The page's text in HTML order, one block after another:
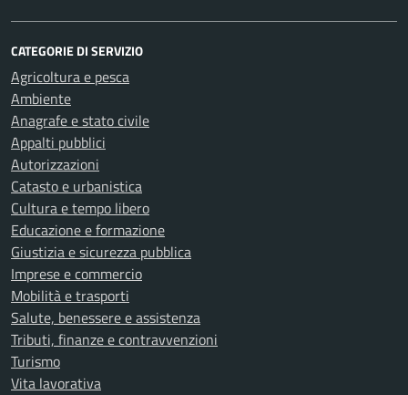
CATEGORIE DI SERVIZIO
Agricoltura e pesca
Ambiente
Anagrafe e stato civile
Appalti pubblici
Autorizzazioni
Catasto e urbanistica
Cultura e tempo libero
Educazione e formazione
Giustizia e sicurezza pubblica
Imprese e commercio
Mobilità e trasporti
Salute, benessere e assistenza
Tributi, finanze e contravvenzioni
Turismo
Vita lavorativa